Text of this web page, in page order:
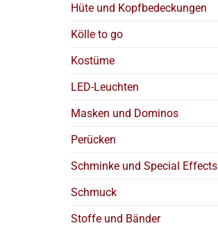
Hüte und Kopfbedeckungen
Kölle to go
Kostüme
LED-Leuchten
Masken und Dominos
Perücken
Schminke und Special Effects
Schmuck
Stoffe und Bänder